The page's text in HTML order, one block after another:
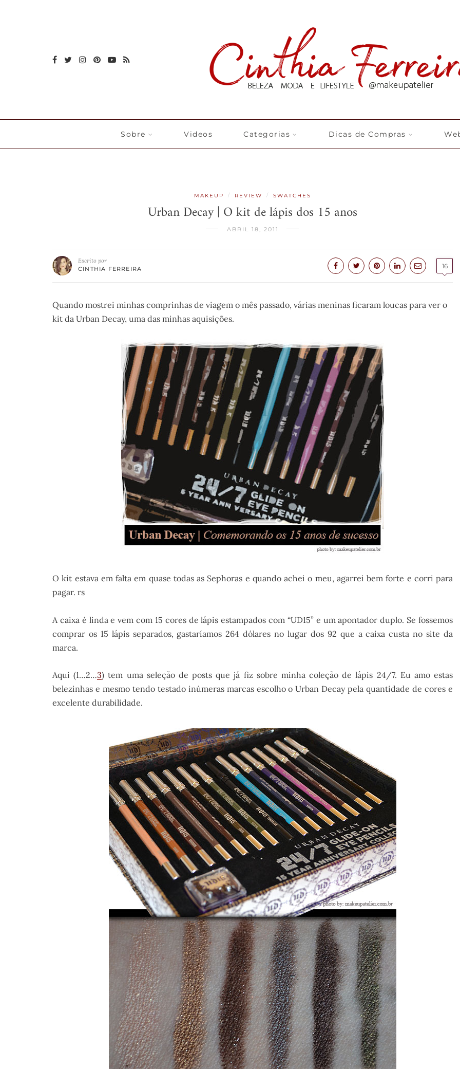
Sobre Videos Categorias Dicas de Compras
MAKEUP / REVIEW / SWATCHES
Urban Decay | O kit de lápis dos 15 anos
ABRIL 18, 2011
Escrito por
CINTHIA FERREIRA
16
Quando mostrei minhas comprinhas de viagem o mês passado, várias meninas ficaram loucas para ver o
kit da Urban Decay, uma das minhas aquisições.
O kit estava em falta em quase todas as Sephoras e quando achei o meu, agarrei bem forte e corri para
pagar. rs
A caixa é linda e vem com 15 cores de lápis estampados com “UD15” e um apontador duplo. Se fossemos
comprar os 15 lápis separados, gastaríamos 264 dólares no lugar dos 92 que a caixa custa no site da
marca.
Aqui (1…2…3) tem uma seleção de posts que já fiz sobre minha coleção de lápis 24/7. Eu amo estas
belezinhas e mesmo tendo testado inúmeras marcas escolho o Urban Decay pela quantidade de cores e
excelente durabilidade.